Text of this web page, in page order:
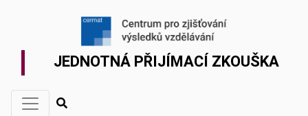
JEDNOTNÁ PŘIJÍMACÍ ZKOUŠKA